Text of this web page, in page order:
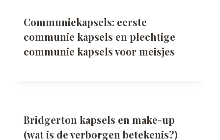
Communiekapsels: eerste
communie kapsels en plechtige
communie kapsels voor meisjes
Bridgerton kapsels en make-up
(wat is de verborgen betekenis?)